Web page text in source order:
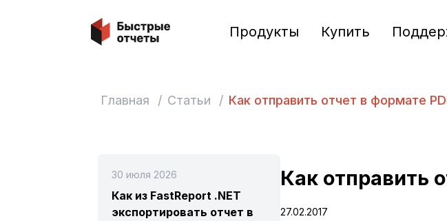
Быстрые отчеты Продукты Купить
Главная / Статьи / Как отправить отчет в формате
Как отправить
27.02.2017
30 июля 2026
Как из FastReport .NET
экспортировать отчет в